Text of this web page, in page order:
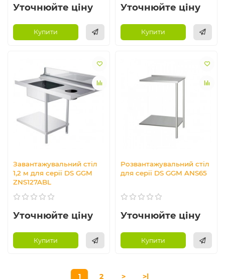
Уточнюйте ціну
Купити
Уточнюйте ціну
Купити
Завантажувальний стіл
1,2 м для серії DS GGM
ZNS127ABL
Уточнюйте ціну
Купити
Розвантажувальний стіл
для серії DS GGM ANS65
Уточнюйте ціну
Купити
1 2 > >|